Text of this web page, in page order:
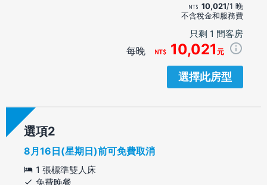
10,021/1 晚
不含稅金和服務費
只剩 1 間客房
每晚 10,021 元
選擇此房型
選項
8月16日(星期日)前可免費取消
1 張標準雙人床
免費晚餐